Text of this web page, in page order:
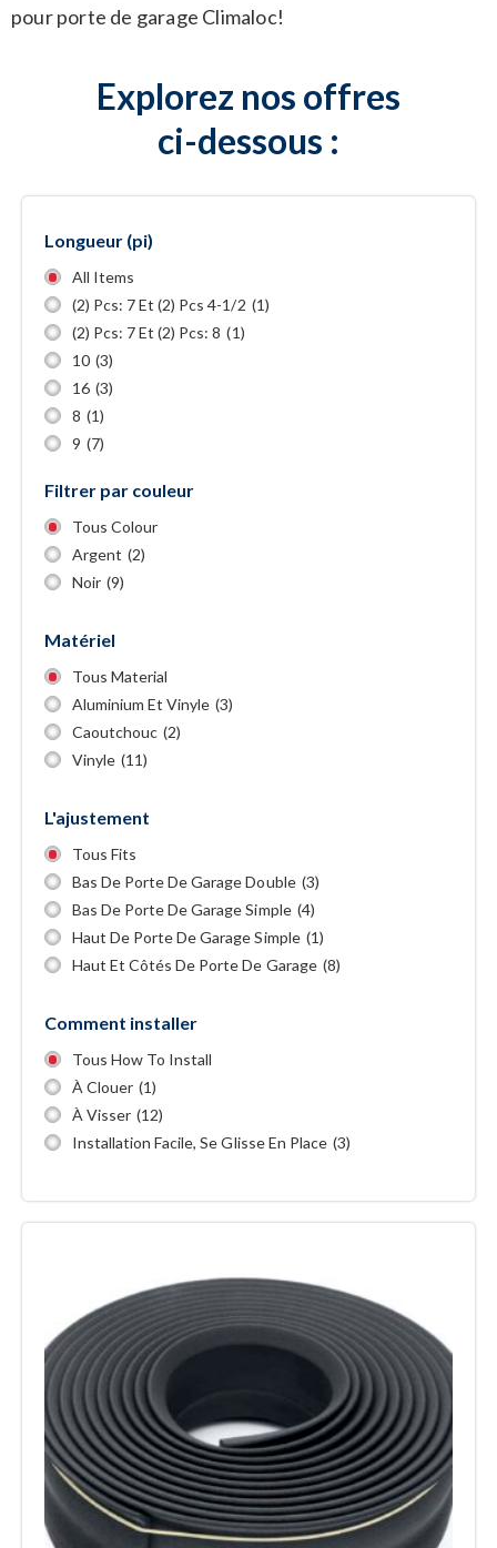
pour porte de garage Climaloc!
Explorez nos offres
ci-dessous :
Longueur (pi)
All Items
(2) Pcs: 7 Et (2) Pcs 4-1/2 (1)
(2) Pcs: 7 Et (2) Pcs: 8 (1)
10 (3)
16 (3)
8 (1)
9 (7)
Filtrer par couleur
Tous Colour
Argent (2)
Noir (9)
Matériel
Tous Material
Aluminium Et Vinyle (3)
Caoutchouc (2)
Vinyle (11)
L'ajustement
Tous Fits
Bas De Porte De Garage Double (3)
Bas De Porte De Garage Simple (4)
Haut De Porte De Garage Simple (1)
Haut Et Côtés De Porte De Garage (8)
Comment installer
Tous How To Install
À Clouer (1)
À Visser (12)
Installation Facile, Se Glisse En Place (3)